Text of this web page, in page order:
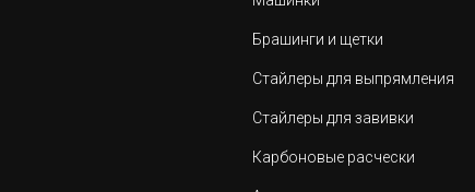
Брашинги и щетки
Стайлеры для выпрямления
Стайлеры для завивки
Карбоновые расчески